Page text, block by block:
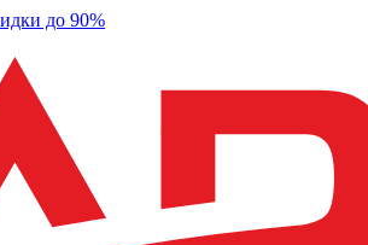
до 90%